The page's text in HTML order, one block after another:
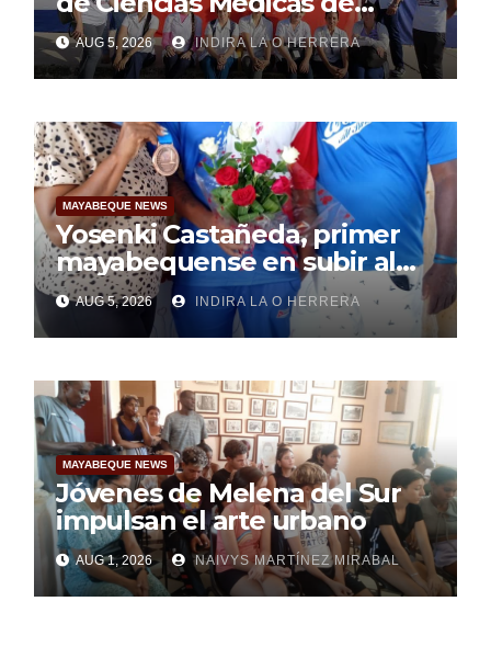
Mayabeque realizan
pesquisa
AUG 5, 2026 INDIRA LA O HERRERA
MAYABEQUE NEWS
Yosenki Castañeda, primer
mayabequense en subir al
podio centroamericano
AUG 5, 2026 INDIRA LA O HERRERA
MAYABEQUE NEWS
Jóvenes de Melena del Sur
impulsan el arte urbano
AUG 1, 2026 NAIVYS MARTÍNEZ MIRABAL